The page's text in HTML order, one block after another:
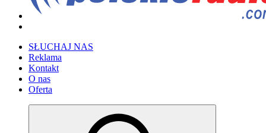
SŁUCHAJ NAS
Reklama
Kontakt
O nas
Oferta